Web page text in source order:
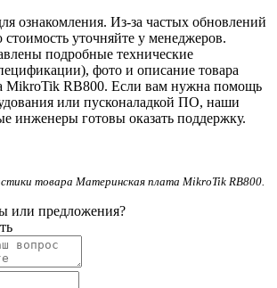
ознакомления. Из‑за частых обновлений
стоимость уточняйте у менеджеров.
подробные технические
фото и описание товара
MikroTik RB800. Если вам нужна помощь
или пусконаладкой ПО, наши
инженеры готовы оказать поддержку.
товара Материнская плата MikroTik RB800.
или предложения?